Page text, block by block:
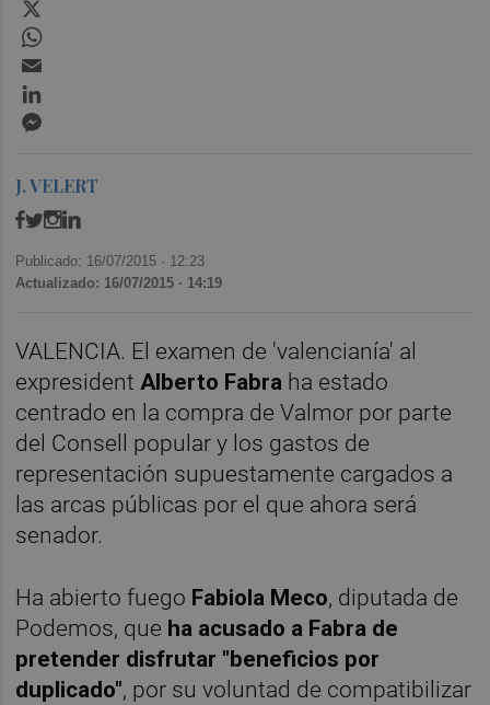
J. VELERT
Publicado: 16/07/2015 · 12:23
Actualizado: 16/07/2015 · 14:19
VALENCIA. El examen de 'valencianía' al
expresident Alberto Fabra ha estado
centrado en la compra de Valmor por parte
del Consell popular y los gastos de
representación supuestamente cargados a
las arcas públicas por el que ahora será
senador.
Ha abierto fuego Fabiola Meco, diputada de
Podemos, que ha acusado a Fabra de
pretender disfrutar "beneficios por
duplicado", por su voluntad de compatibilizar